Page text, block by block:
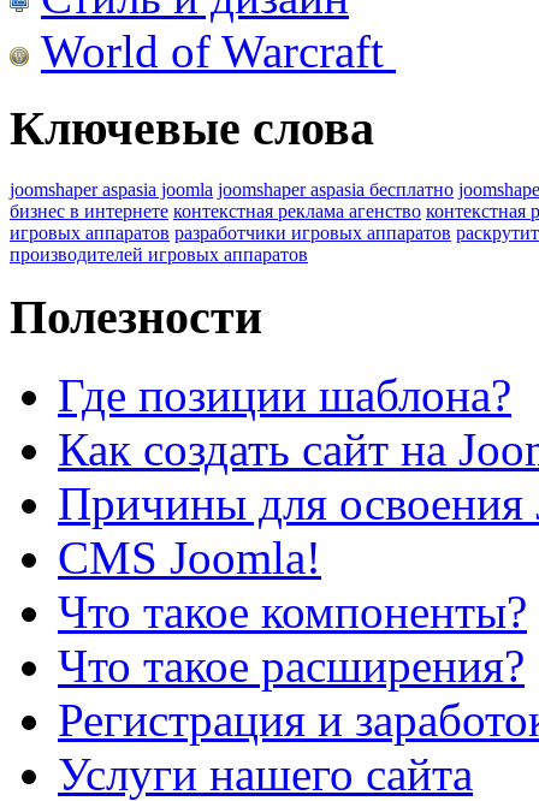
World of Warcraft
Ключевые слова
joomshaper aspasia joomla joomshaper aspasia бесплатно
бизнес в интернете контекстная реклама агенство контекстная
игровых аппаратов разработчики игровых аппаратов
производителей игровых аппаратов
Полезности
Где позиции шаблона?
Как создать сайт на
Причины для освоения
CMS Joomla!
Что такое компоненты?
Что такое расширения?
Регистрация и
Услуги нашего сайта